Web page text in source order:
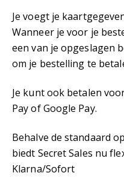
Je voegt je
Wanneer je voor je
een van je opgeslagen
om je bestelling te
Je kunt ook betalen
Pay of Google Pay.
Behalve de standaard
biedt Secret Sales nu
Klarna/Sofort